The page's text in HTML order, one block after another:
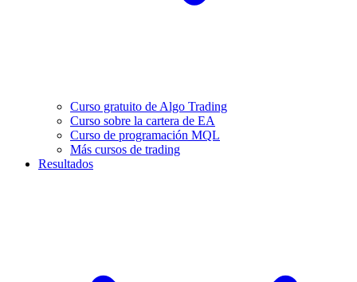
Curso gratuito de Algo Trading
Curso sobre la cartera de EA
Curso de programación MQL
Más cursos de trading
Resultados